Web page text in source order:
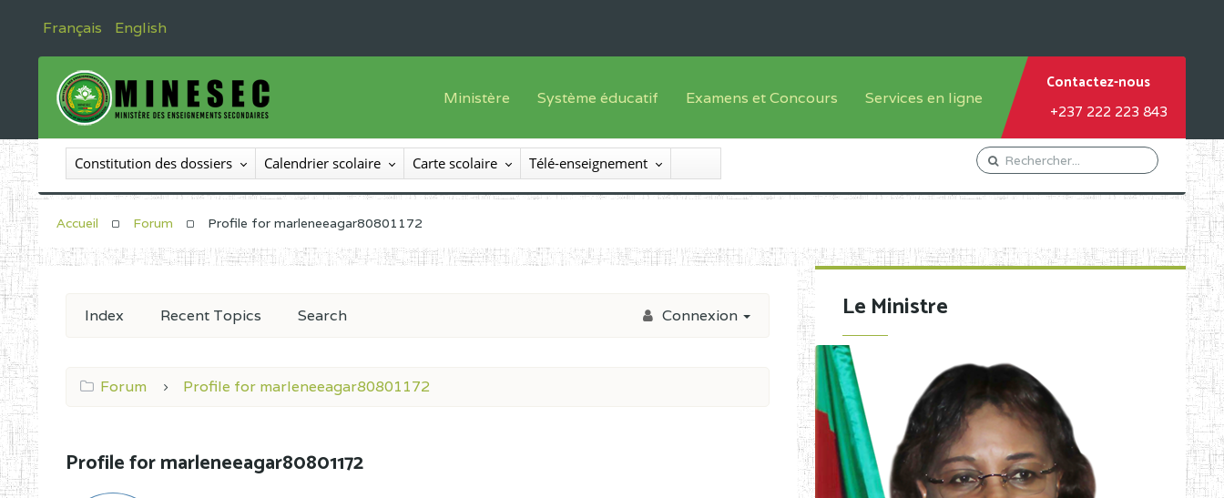
Français English
Ministère
Le Ministre
Le SEESEN
Inspection Générale des Enseignements
Système éducatif
Offre de formation
Sous système francophone
Progammes d'études
Examens et Concours
Inscriptions
Liste des candidats
Diplômes disponibles
Services en ligne
Orientation Conseil
Gestion du Personnel
Demande de subvention
Contactez-nous
+237 222 223 843
Constitution des dossiers Calendrier scolaire Carte scolaire Télé-enseignement
Accueil Forum Profile for marleneeagar80801172
Index Recent Topics Search Connexion
Forum Profile for marleneeagar80801172
Profile for marleneeagar80801172
Le Ministre